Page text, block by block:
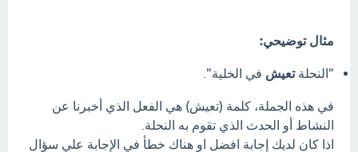
مثال توضيحي:
"النحلةتعيش في الخلية".
في هذه الجملة، كلمة (تعيش) هي الفعل الذي أخبرنا عن
النشاط أو الحدث الذي تقوم به النحلة.
اذا كان لديك إجابة افضل او هناك خطأ في الإجابة علي سؤال